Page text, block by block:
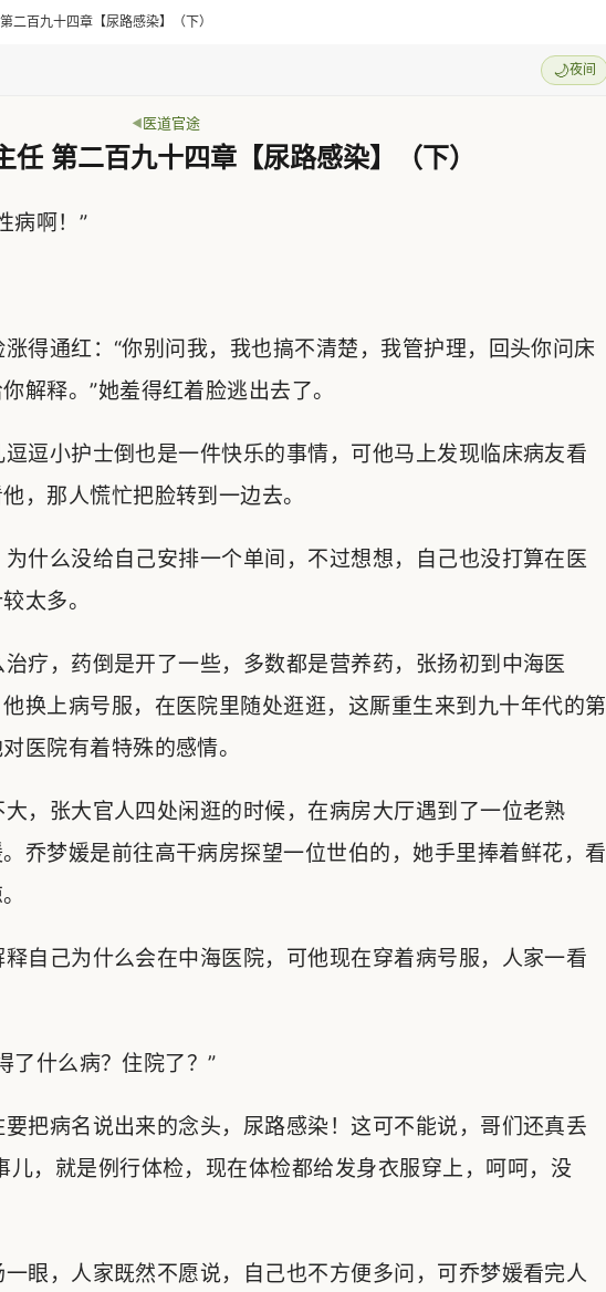
二百九十四章【尿路感染】（下）
🌙夜间
医道官途
任 第二百九十四章【尿路感染】（下）
病啊！”
得通红：“你别问我，我也搞不清楚，我管护理，回头你问床
解释。”她羞得红着脸逃出去了。
逗小护士倒也是一件快乐的事情，可他马上发现临床病友看
，那人慌忙把脸转到一边去。
什么没给自己安排一个单间，不过想想，自己也没打算在医
太多。
疗，药倒是开了一些，多数都是营养药，张扬初到中海医
换上病号服，在医院里随处逛逛，这厮重生来到九十年代的第
医院有着特殊的感情。
，张大官人四处闲逛的时候，在病房大厅遇到了一位老熟
乔梦媛是前往高干病房探望一位世伯的，她手里捧着鲜花，看
自己为什么会在中海医院，可他现在穿着病号服，人家一看
什么病？住院了？”
把病名说出来的念头，尿路感染！这可不能说，哥们还真丢
儿，就是例行体检，现在体检都给发身衣服穿上，呵呵，没
眼，人家既然不愿说，自己也不方便多问，可乔梦媛看完人